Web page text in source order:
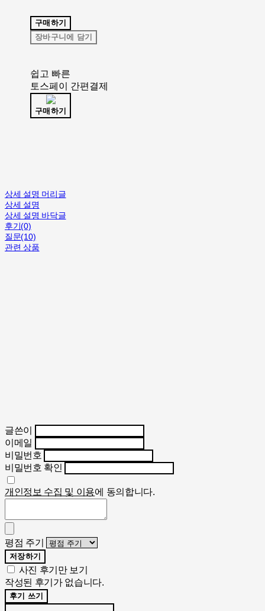
구매하기
장바구니에 담기
쉽고 빠른
토스페이 간편결제
구매하기
상세 설명 머리글
상세 설명
상세 설명 바닥글
후기(0)
질문(10)
관련 상품
글쓴이
이메일
비밀번호
비밀번호 확인
개인정보 수집 및 이용에 동의합니다.
평점 주기
저장하기
사진 후기만 보기
작성된 후기가 없습니다.
후기 쓰기